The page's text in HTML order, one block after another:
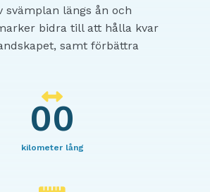
svämplan längs ån och
bidra till att hålla kvar
samt förbättra
00
kilometer lång